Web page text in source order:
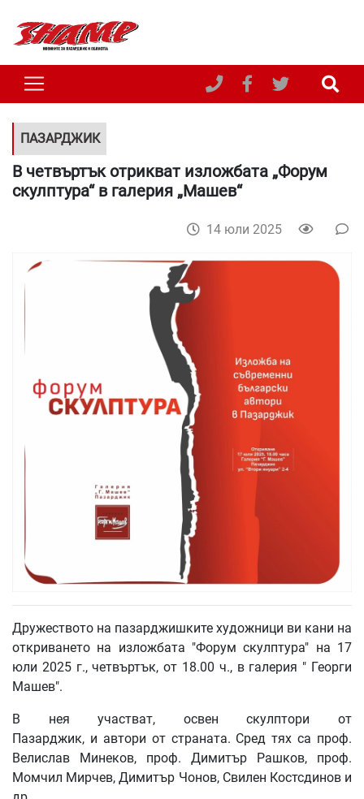
ПАЗАРДЖИК
В четвъртък отрикват изложбата „Форум
скулптура“ в галерия „Машев“
14 юли 2025
Дружеството на пазарджишките художници ви кани на
откриването на изложбата "Форум скулптура" на 17
юли 2025 г., четвъртък, от 18.00 ч., в галерия " Георги
Машев".
В нея участват, освен скулптори от
Пазарджик, и автори от страната. Сред тях са проф.
Велислав Минеков, проф. Димитър Рашков, проф.
Момчил Мирчев, Димитър Чонов, Свилен Костсдинов и